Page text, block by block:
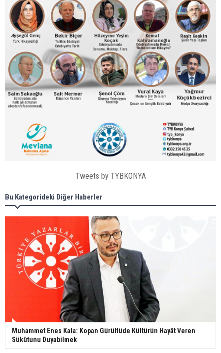
Tweets by TYBKONYA
Bu Kategorideki Diğer Haberler
Muhammet Enes Kala: Kopan Gürültüde Kültürün Hayât Veren
Sükûtunu Duyabilmek